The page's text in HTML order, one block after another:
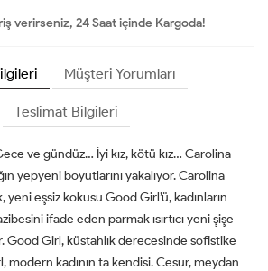
verirseniz, 24 Saat içinde Kargoda!
Müşteri Yorumları
Teslimat Bilgileri
ve gündüz… İyi kız, kötü kız… Carolina
yepyeni boyutlarını yakalıyor. Carolina
yeni eşsiz kokusu Good Girl’ü, kadınların
ifade eden parmak ısırtıcı yeni şişe
Good Girl, küstahlık derecesinde sofistike
kadının ta kendisi. Cesur, meydan